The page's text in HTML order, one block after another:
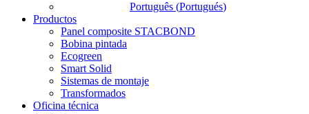
Português (Portugués)
Productos
Panel composite STACBOND
Bobina pintada
Ecogreen
Smart Solid
Sistemas de montaje
Transformados
Oficina técnica